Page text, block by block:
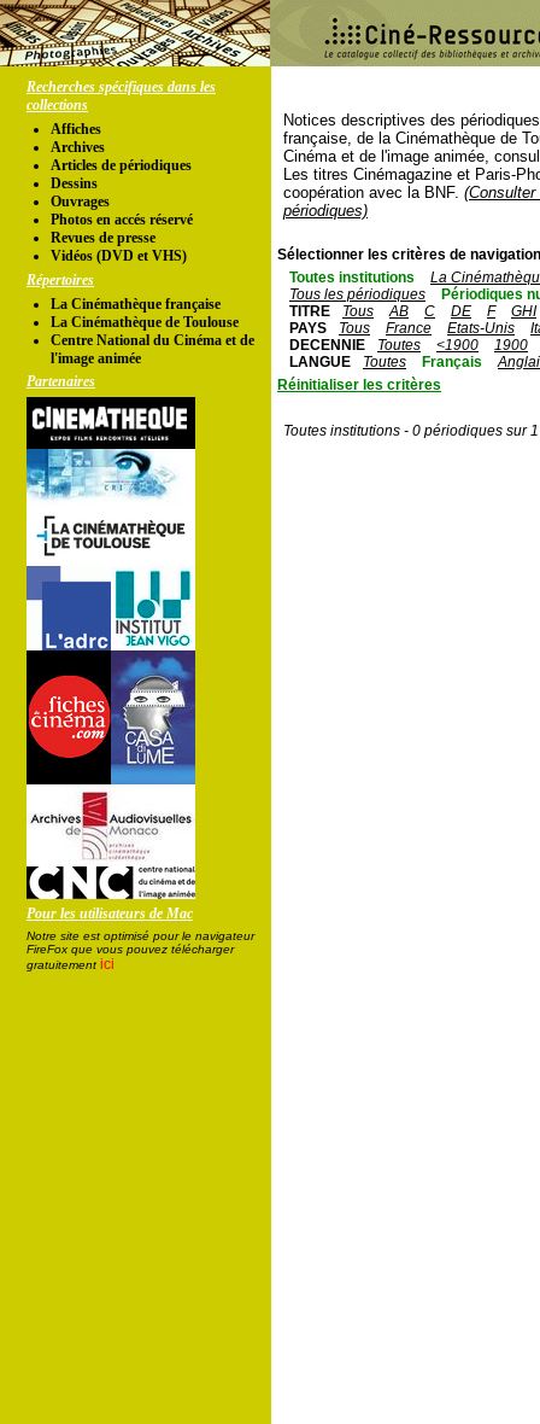
Recherches spécifiques dans les
collections
Affiches
Archives
Articles de périodiques
Dessins
Ouvrages
Photos en accés réservé
Revues de presse
Vidéos (DVD et VHS)
Répertoires
La Cinémathèque française
La Cinémathèque de Toulouse
Centre National du Cinéma et de
l'image animée
Partenaires
Pour les utilisateurs de Mac
Notre site est optimisé pour le navigateur
FireFox que vous pouvez télécharger
gratuitement ici
Notices descriptives des
française, de la Cinémathèque de
Cinéma et de l'image animée,
Les titres Cinémagazine et Paris-
coopération avec la BNF.
périodiques)
Sélectionner les critères de
Toutes institutions
La
Tous les périodiques
Périodiques
TITRE
Tous AB C DE F
GHI
PAYS
Tous France Etats-Unis
DECENNIE
Toutes <1900
1900
LANGUE
Toutes Français
Réinitialiser les critères
Toutes institutions - 0 périodiques sur